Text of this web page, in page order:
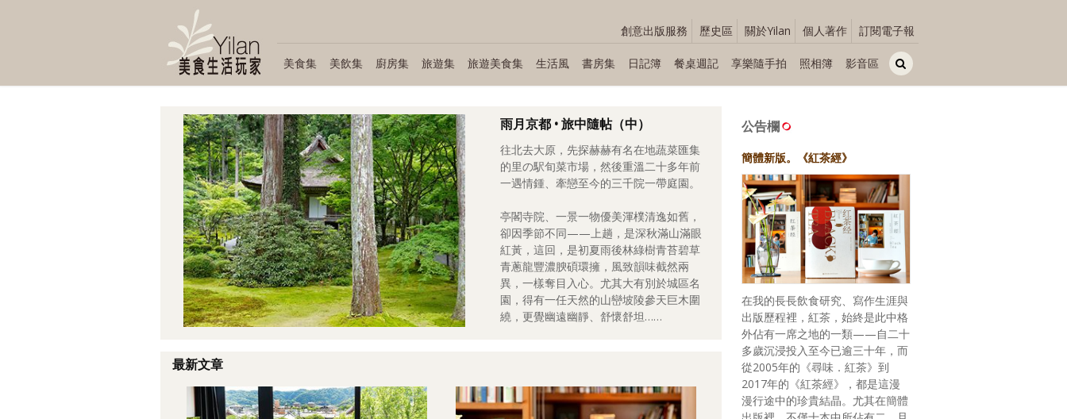
創意出版服務 歷史區 關於Yilan 個人著作 訂閱電子報
美食集 美飲集 廚房集 旅遊集 旅遊美食集 生活風 書房集 日記簿 餐桌週記 享樂隨手拍 照相簿 影音區
雨月京都 • 旅中隨帖（中）
往北去大原，先探赫赫有名在地蔬菜匯集
的里の駅旬菜市場，然後重溫二十多年前
一遇情鍾、牽戀至今的三千院一帶庭園。
亭閣寺院、一景一物優美渾樸清逸如舊，
卻因季節不同——上趟，是深秋滿山滿眼
紅黃，這回，是初夏雨後林綠樹青苔碧草
青蔥龍豐濃腴碩環擁，風致韻味截然兩
異，一樣奪目入心。尤其大有別於城區名
園，得有一任天然的山巒坡陵參天巨木圍
繞，更覺幽遠幽靜、舒懷舒坦……
最新文章
公告欄
簡體新版。《紅茶經》
在我的長長飲食研究、寫作生涯與
出版歷程裡，紅茶，始終是此中格
外佔有一席之地的一類——自二十
多歲沉浸投入至今已逾三十年，而
從2005年的《尋味．紅茶》到
2017年的《紅茶經》，都是這漫
漫行途中的珍貴結晶。尤其在簡體